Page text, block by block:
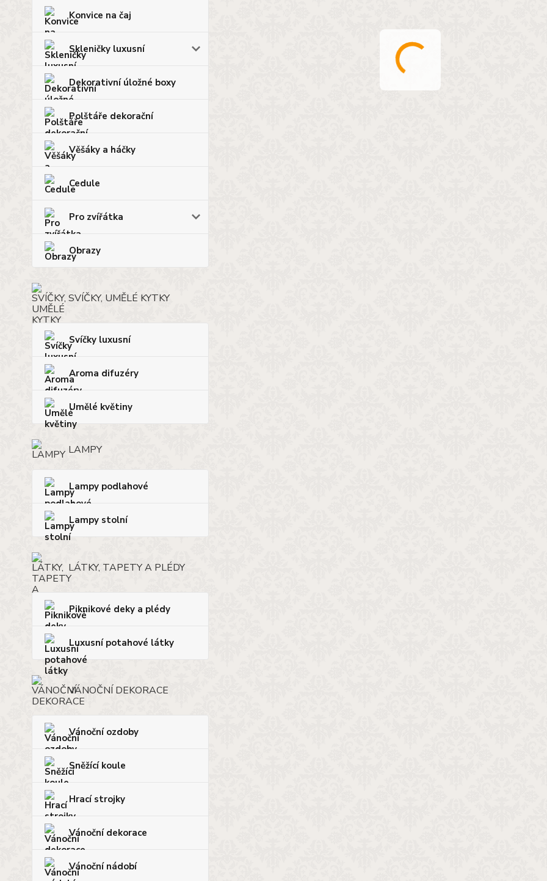
Konvice na čaj
Skleničky luxusní
Dekorativní úložné boxy
Polštáře dekorační
Věšáky a háčky
Cedule
Pro zvířátka
Obrazy
SVÍČKY, UMĚLÉ KYTKY
Svíčky luxusní
Aroma difuzéry
Umělé květiny
LAMPY
Lampy podlahové
Lampy stolní
LÁTKY, TAPETY A PLÉDY
Piknikové deky a plédy
Luxusní potahové látky
VÁNOČNÍ DEKORACE
Vánoční ozdoby
Sněžící koule
Hrací strojky
Vánoční dekorace
Vánoční nádobí